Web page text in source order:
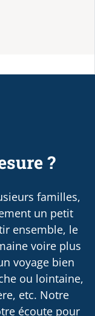
?
familles,
un petit
ensemble, le
voire plus
voyage bien
ou lointaine,
etc. Notre
écoute pour